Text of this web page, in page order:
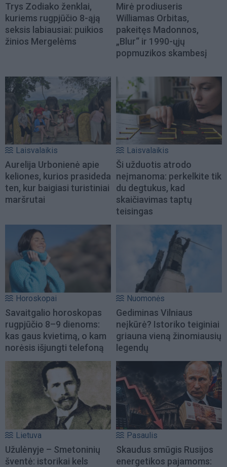
Trys Zodiako ženklai,
kuriems rugpjūčio 8-ąją
seksis labiausiai: puikios
žinios Mergelėms
Mirė prodiuseris
Williamas Orbitas,
pakeitęs Madonnos,
„Blur“ ir 1990-ųjų
popmuzikos skambesį
Laisvalaikis
Aurelija Urbonienė apie
keliones, kurios prasideda
ten, kur baigiasi turistiniai
maršrutai
Laisvalaikis
Ši užduotis atrodo
neįmanoma: perkelkite tik
du degtukus, kad
skaičiavimas taptų
teisingas
Horoskopai
Savaitgalio horoskopas
rugpjūčio 8–9 dienoms:
kas gaus kvietimą, o kam
norėsis išjungti telefoną
Nuomonės
Gediminas Vilniaus
neįkūrė? Istoriko teiginiai
griauna vieną žinomiausių
legendų
Lietuva
Užulėnyje – Smetoninių
šventė: istorikai kels
Pasaulis
Skaudus smūgis Rusijos
energetikos pajamoms: